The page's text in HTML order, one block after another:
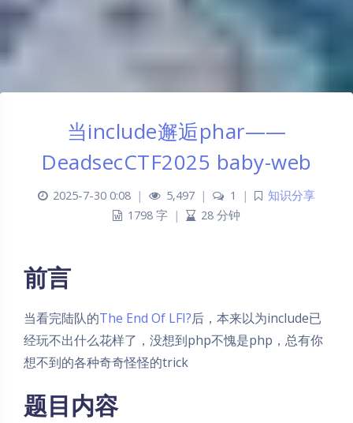
当include邂逅phar——
DeadsecCTF2025 baby-web
2025-7-30 0:08 | 5,497 | 1 |
知识分享
1798 字 | 28 分钟
前言
当看完陆队的The End Of LFI?后，本来以为include已
经玩不出什么花样了，没想到php不愧是php，总有你
想不到的各种奇奇怪怪的trick
题目内容